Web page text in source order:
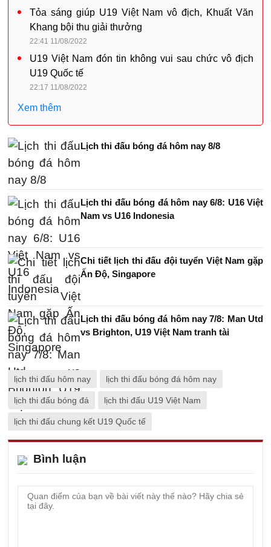
Tỏa sáng giúp U19 Việt Nam vô địch, Khuất Văn
Khang bội thu giải thưởng
22:41 11/08/2022
U19 Việt Nam đón tin không vui sau chức vô địch
U19 Quốc tế
22:17 11/08/2022
Xem thêm
Lịch thi đấu bóng đá hôm nay 8/8
Lịch thi đấu bóng đá hôm nay 6/8: U16 Việt
Nam vs U16 Indonesia
Chi tiết lịch thi đấu đội tuyển Việt Nam gặp
Ấn Độ, Singapore
Lịch thi đấu bóng đá hôm nay 7/8: Man Utd
vs Brighton, U19 Việt Nam tranh tài
lịch thi đấu hôm nay lịch thi đấu bóng đá hôm nay
lịch thi đấu bóng đá lịch thi đấu U19 Việt Nam
lịch thi đấu chung kết U19 Quốc tế
Bình luận